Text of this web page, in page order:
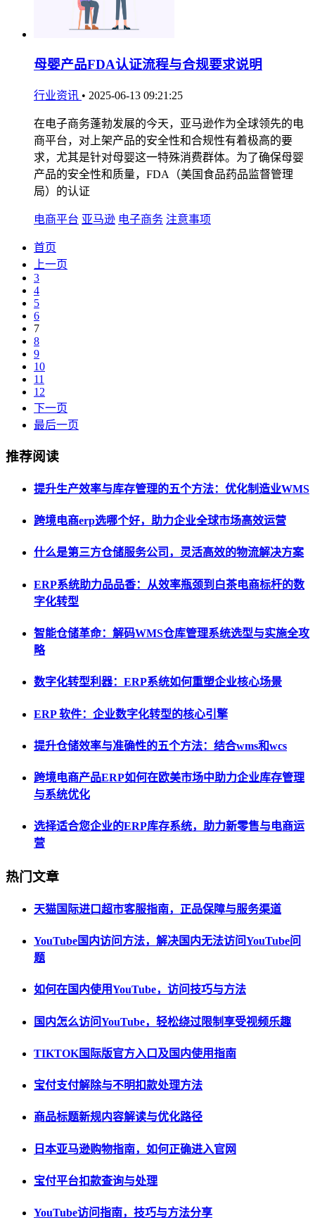
母婴产品FDA认证流程与合规要求说明
行业资讯 • 2025-06-13 09:21:25
在电子商务蓬勃发展的今天，亚马逊作为全球领先的电
商平台，对上架产品的安全性和合规性有着极高的要
求，尤其是针对母婴这一特殊消费群体。为了确保母婴
产品的安全性和质量，FDA（美国食品药品监督管理
局）的认证
电商平台 亚马逊 电子商务 注意事项
首页
上一页
3
4
5
6
7
8
9
10
11
12
下一页
最后一页
推荐阅读
提升生产效率与库存管理的五个方法：优化制造业WMS
跨境电商erp选哪个好，助力企业全球市场高效运营
什么是第三方仓储服务公司，灵活高效的物流解决方案
ERP系统助力品品香：从效率瓶颈到白茶电商标杆的数
字化转型
智能仓储革命：解码WMS仓库管理系统选型与实施全攻
略
数字化转型利器：ERP系统如何重塑企业核心场景
ERP 软件：企业数字化转型的核心引擎
提升仓储效率与准确性的五个方法：结合wms和wcs
跨境电商产品ERP如何在欧美市场中助力企业库存管理
与系统优化
选择适合您企业的ERP库存系统，助力新零售与电商运
营
热门文章
天猫国际进口超市客服指南，正品保障与服务渠道
YouTube国内访问方法，解决国内无法访问YouTube问
题
如何在国内使用YouTube，访问技巧与方法
国内怎么访问YouTube，轻松绕过限制享受视频乐趣
TIKTOK国际版官方入口及国内使用指南
宝付支付解除与不明扣款处理方法
商品标题新规内容解读与优化路径
日本亚马逊购物指南，如何正确进入官网
宝付平台扣款查询与处理
YouTube访问指南，技巧与方法分享